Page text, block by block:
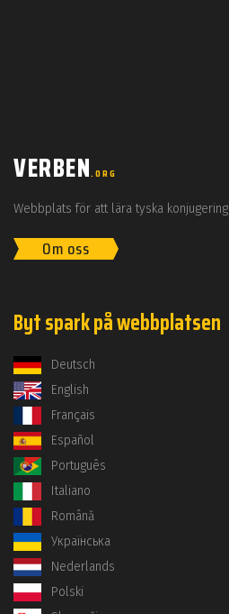
VERBEN.ORG
Webbplats för att lära tyska konjugering
Om oss
Byt spark på webbplatsen
Deutsch
English
Français
Español
Português
Italiano
Română
Українська
Nederlands
Polski